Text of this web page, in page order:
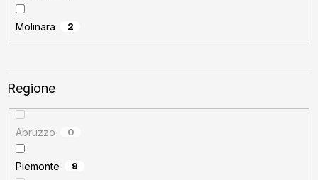
Molinara 2
Regione
Abruzzo 0
Piemonte 9